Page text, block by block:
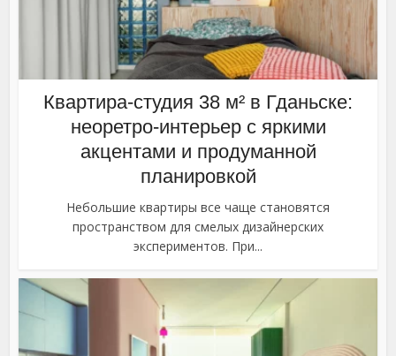
Квартира-студия 38 м² в Гданьске:
неоретро-интерьер с яркими
акцентами и продуманной
планировкой
Небольшие квартиры все чаще становятся
пространством для смелых дизайнерских
экспериментов. При...